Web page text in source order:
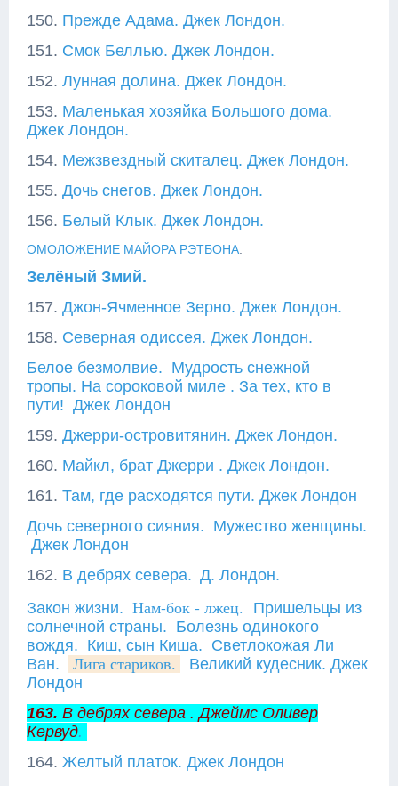
150. Прежде Адама. Джек Лондон.
151. Смок Беллью. Джек Лондон.
152. Лунная долина. Джек Лондон.
153. Маленькая хозяйка Большого дома.
Джек Лондон.
154. Межзвездный скиталец. Джек Лондон.
155. Дочь снегов. Джек Лондон.
156. Белый Клык. Джек Лондон.
ОМОЛОЖЕНИЕ МАЙОРА РЭТБОНА.
Зелёный Змий.
157. Джон-Ячменное Зерно. Джек Лондон.
158. Северная одиссея. Джек Лондон.
Белое безмолвие. Мудрость снежной
тропы. На сороковой миле . За тех, кто в
пути! Джек Лондон
159. Джерри-островитянин. Джек Лондон.
160. Майкл, брат Джерри . Джек Лондон.
161. Там, где расходятся пути. Джек Лондон
Дочь северного сияния. Мужество женщины.
Джек Лондон
162. В дебрях севера. Д. Лондон.
Закон жизни. Нам-бок - лжец.
Пришельцы из
солнечной страны. Болезнь одинокого
вождя. Киш, сын Киша. Светлокожая Ли
Ван.
Лига стариков.
Великий кудесник. Джек
Лондон
163. В дебрях севера . Джеймс Оливер
Кервуд.
164. Желтый платок. Джек Лондон